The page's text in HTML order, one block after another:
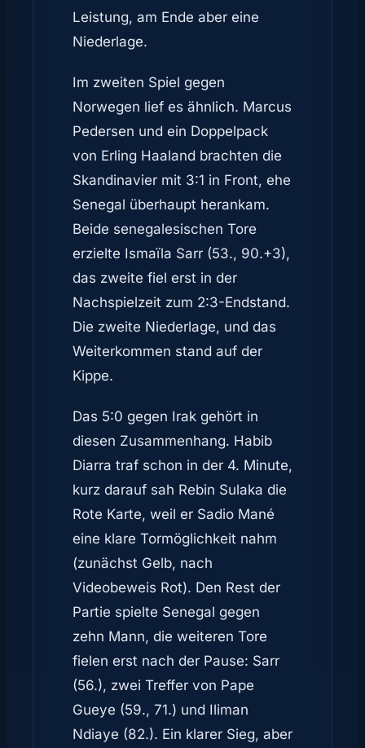
Leistung, am Ende aber eine
Niederlage.
Im zweiten Spiel gegen
Norwegen lief es ähnlich. Marcus
Pedersen und ein Doppelpack
von Erling Haaland brachten die
Skandinavier mit 3:1 in Front, ehe
Senegal überhaupt herankam.
Beide senegalesischen Tore
erzielte Ismaïla Sarr (53., 90.+3),
das zweite fiel erst in der
Nachspielzeit zum 2:3-Endstand.
Die zweite Niederlage, und das
Weiterkommen stand auf der
Kippe.
Das 5:0 gegen Irak gehört in
diesen Zusammenhang. Habib
Diarra traf schon in der 4. Minute,
kurz darauf sah Rebin Sulaka die
Rote Karte, weil er Sadio Mané
eine klare Tormöglichkeit nahm
(zunächst Gelb, nach
Videobeweis Rot). Den Rest der
Partie spielte Senegal gegen
zehn Mann, die weiteren Tore
fielen erst nach der Pause: Sarr
(56.), zwei Treffer von Pape
Gueye (59., 71.) und Iliman
Ndiaye (82.). Ein klarer Sieg, aber